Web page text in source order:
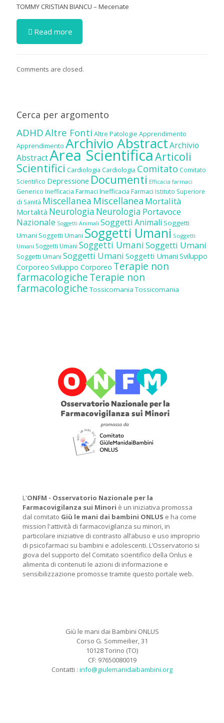
TOMMY CRISTIAN BIANCU – Mecenate
Read more
Comments are closed.
Cerca per argomento
ADHDAltre Fonti Altre Patologie Apprendimento
Apprendimento Archivio AbstractArchivio
AbstractArea ScientificaArticoli
Scientifici Cardiologia Cardiologia Comitato Comitato
Scientifico Depressione Documenti Efficacia farmaci
Generico Inefficacia Farmaci Inefficacia Farmaci Istituto Superiore
di Sanità Miscellanea Miscellanea Mortalità
Mortalità Neurologia Neurologia Portavoce
Nazionale Soggetti Animali Soggetti Animali Soggetti
Umani Soggetti Umani Soggetti Umani Soggetti
Umani Soggetti Umani Soggetti UmaniSoggetti Umani
Soggetti Umani Soggetti Umani Soggetti Umani Sviluppo
Corporeo Sviluppo Corporeo Terapie non
farmacologicheTerapie non
farmacologiche Tossicomania Tossicomania
L'ONFM - Osservatorio Nazionale per la
Farmacovigilanza sui Minori è un iniziativa promossa
dal comitato Giù le mani dai bambini ONLUS e ha come
mission l'attività di farmacovigilanza su minori, in
particolare iniziative di contrasto all’abuso e uso improprio
di psicofarmaci su bambini e adolescenti. L’Osservatorio si
giova del supporto del Comitato scientifico della Onlus e
alimenta di contenuti le azioni di informazione e
sensibilizzazione promosse tramite questo portale web.
Giù le mani dai Bambini ONLUS
Corso G. Sommeilier, 31
10128 Torino (TO)
CF: 97650080019
Contatti : info@giulemanidaibambini.org